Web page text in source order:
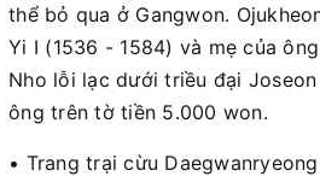
thể bỏ qua ở Gangwon.
Yi I (1536 - 1584) và mẹ của
Nho lỗi lạc dưới triều đại
ông trên tờ tiền 5.000 won.
• Trang trại cừu